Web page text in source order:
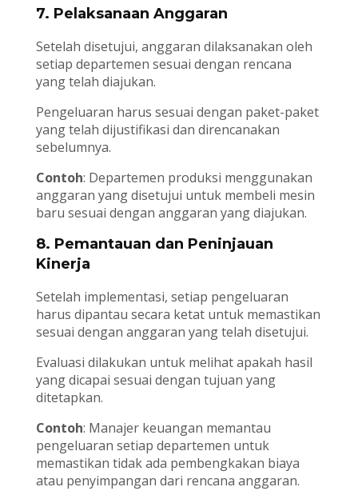
7. Pelaksanaan Anggaran
Setelah disetujui, anggaran dilaksanakan oleh
setiap departemen sesuai dengan rencana
yang telah diajukan.
Pengeluaran harus sesuai dengan paket-paket
yang telah dijustifikasi dan direncanakan
sebelumnya.
Contoh: Departemen produksi menggunakan
anggaran yang disetujui untuk membeli mesin
baru sesuai dengan anggaran yang diajukan.
8. Pemantauan dan Peninjauan
Kinerja
Setelah implementasi, setiap pengeluaran
harus dipantau secara ketat untuk memastikan
sesuai dengan anggaran yang telah disetujui.
Evaluasi dilakukan untuk melihat apakah hasil
yang dicapai sesuai dengan tujuan yang
ditetapkan.
Contoh: Manajer keuangan memantau
pengeluaran setiap departemen untuk
memastikan tidak ada pembengkakan biaya
atau penyimpangan dari rencana anggaran.